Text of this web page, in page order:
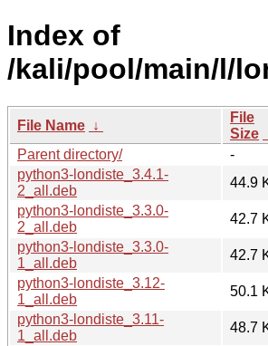
Index of
/kali/pool/main/l/
File Name ↓
File
Size
Parent directory/
-
python3-londiste_3.4.1-
2_all.deb
44.9
python3-londiste_3.3.0-
2_all.deb
42.7
python3-londiste_3.3.0-
1_all.deb
42.7
python3-londiste_3.12-
1_all.deb
50.1
python3-londiste_3.11-
1_all.deb
48.7